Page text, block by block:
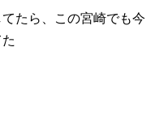
たら、この宮崎でも今